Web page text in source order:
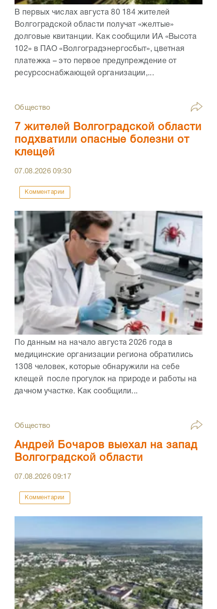
В первых числах августа 80 184 жителей
Волгоградской области получат «желтые»
долговые квитанции. Как сообщили ИА «Высота
102» в ПАО «Волгоградэнергосбыт», цветная
платежка – это первое предупреждение от
ресурсоснабжающей организации,...
Общество
7 жителей Волгоградской области
подхватили опасные болезни от
клещей
07.08.202609:30
Комментарии
По данным на начало августа 2026 года в
медицинские организации региона обратились
1308 человек, которые обнаружили на себе
клещей после прогулок на природе и работы на
дачном участке. Как сообщили...
Общество
Андрей Бочаров выехал на запад
Волгоградской области
07.08.202609:17
Комментарии